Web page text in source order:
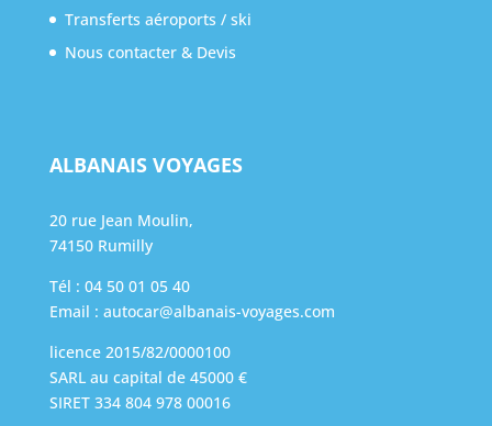
Transferts aéroports / ski
Nous contacter & Devis
ALBANAIS VOYAGES
20 rue Jean Moulin,
74150 Rumilly
Tél : 04 50 01 05 40
Email : autocar@albanais-voyages.com
licence 2015/82/0000100
SARL au capital de 45000 €
SIRET 334 804 978 00016